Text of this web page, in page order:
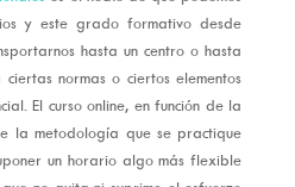
y este grado formativo desde
hasta un centro o hasta
normas o ciertos elementos
El curso online, en función de la
la metodología que se practique
un horario algo más flexible